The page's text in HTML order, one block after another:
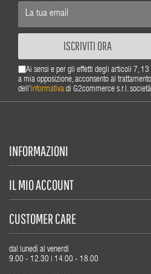
ISCRIVITI ORA
Ai sensi e per gli effetti degli articoli 7,
a mia opposizione, acconsento al
dell'informativa di G2commerce s.r.l.
INFORMAZIONI
IL MIO ACCOUNT
CUSTOMER CARE
dal lunedì al venerdì
9.00 - 12.30 | 14.00 - 18.00